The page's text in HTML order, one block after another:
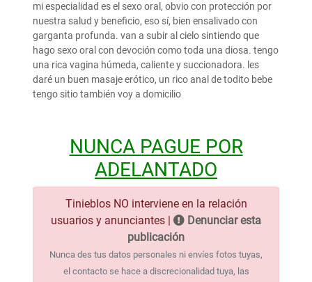
mi especialidad es el sexo oral, obvio con protección por
nuestra salud y beneficio, eso sí, bien ensalivado con
garganta profunda. van a subir al cielo sintiendo que
hago sexo oral con devoción como toda una diosa. tengo
una rica vagina húmeda, caliente y succionadora. les
daré un buen masaje erótico, un rico anal de todito bebe
tengo sitio también voy a domicilio
NUNCA PAGUE POR
ADELANTADO
Tinieblos NO interviene en la relación
usuarios y anunciantes |
Denunciar esta
publicación
Nunca des tus datos personales ni envíes fotos tuyas,
el contacto se hace a discrecionalidad tuya, las